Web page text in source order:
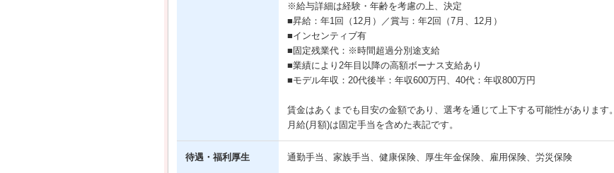
※給与詳細は経験・年齢を考慮の上、決定
■昇給：年1回（12月）／賞与：年2回（7月、12月）
■インセンティブ有
■固定残業代：※時間超過分別途支給
■業績により2年目以降の高額ボーナス支給あり
■モデル年収：20代後半：年収600万円、40代：年収800万円
賃金はあくまでも目安の金額であり、選考を通じて上下する可能性があります。
月給(月額)は固定手当を含めた表記です。
待遇・福利厚生 通勤手当、家族手当、健康保険、厚生年金保険、雇用保険、労災保険